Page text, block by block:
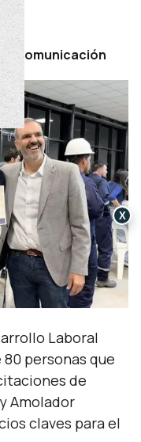
y Comunicación
Laboral
personas que
de
Amolador
claves para el
X